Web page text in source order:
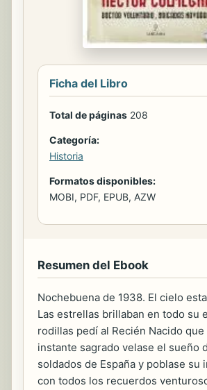
Ficha del Libro
Total de páginas 208
Categoría:
Historia
Formatos disponibles:
MOBI, PDF, EPUB, AZW
Resumen del Ebook
Nochebuena de 1938. El cielo
Las estrellas brillaban en todo su
rodillas pedí al Recién Nacido que
instante sagrado velase el sueño
soldados de España y poblase su
con todos los recuerdos